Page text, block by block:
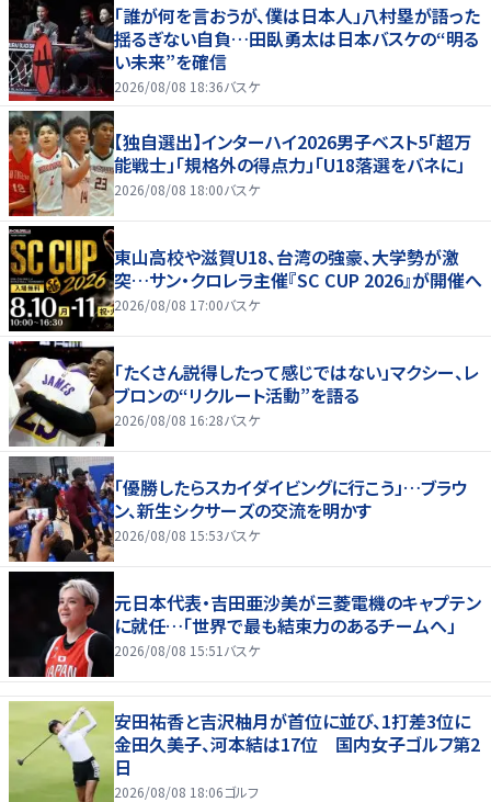
「誰が何を言おうが、僕は日本人」八村塁が語った
揺るぎない自負…田臥勇太は日本バスケの“明る
い未来”を確信
2026/08/08 18:36バスケ
【独自選出】インターハイ2026男子ベスト5「超万
能戦士」「規格外の得点力」「U18落選をバネに」
2026/08/08 18:00バスケ
東山高校や滋賀U18、台湾の強豪、大学勢が激
突…サン・クロレラ主催『SC CUP 2026』が開催へ
2026/08/08 17:00バスケ
「たくさん説得したって感じではない」マクシー、レ
ブロンの“リクルート活動”を語る
2026/08/08 16:28バスケ
「優勝したらスカイダイビングに行こう」…ブラウ
ン、新生シクサーズの交流を明かす
2026/08/08 15:53バスケ
元日本代表・吉田亜沙美が三菱電機のキャプテン
に就任…「世界で最も結束力のあるチームへ」
2026/08/08 15:51 バスケ
安田祐香と吉沢柚月が首位に並び、1打差3位に
金田久美子、河本結は17位 国内女子ゴルフ第2
日
2026/08/08 18:06ゴルフ